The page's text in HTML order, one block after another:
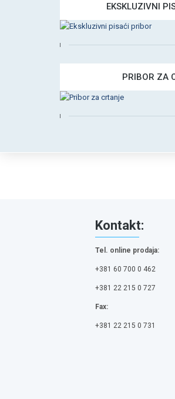
EKSKLUZIVNI
PRIBOR ZA
Kontakt:
Tel. online prodaja:
+381 60 700 0 462
+381 22 215 0 727
Fax:
+381 22 215 0 731